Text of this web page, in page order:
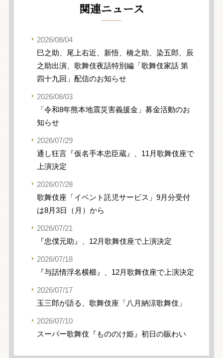
関連ニュース
2026/08/04
巳之助、尾上右近、新悟、橋之助、染五郎、辰
之助出演、歌舞伎夜話特別編「歌舞伎家話 第
四十九回」配信のお知らせ
2026/08/03
「令和8年熊本地震災害義援金」募金活動のお
知らせ
2026/07/29
通し狂言『仮名手本忠臣蔵』、11月歌舞伎座で
上演決定
2026/07/28
歌舞伎座「イベント託児サービス」9月分受付
は8月3日（月）から
2026/07/21
『忠僕元助』、12月歌舞伎座で上演決定
2026/07/18
『与話情浮名横櫛』、12月歌舞伎座で上演決定
2026/07/17
玉三郎が語る、歌舞伎座「八月納涼歌舞伎」
2026/07/10
スーパー歌舞伎『もののけ姫』初日の賑わい